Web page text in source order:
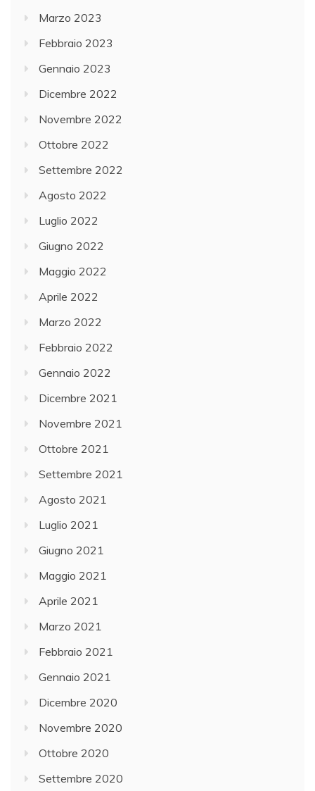
Marzo 2023
Febbraio 2023
Gennaio 2023
Dicembre 2022
Novembre 2022
Ottobre 2022
Settembre 2022
Agosto 2022
Luglio 2022
Giugno 2022
Maggio 2022
Aprile 2022
Marzo 2022
Febbraio 2022
Gennaio 2022
Dicembre 2021
Novembre 2021
Ottobre 2021
Settembre 2021
Agosto 2021
Luglio 2021
Giugno 2021
Maggio 2021
Aprile 2021
Marzo 2021
Febbraio 2021
Gennaio 2021
Dicembre 2020
Novembre 2020
Ottobre 2020
Settembre 2020